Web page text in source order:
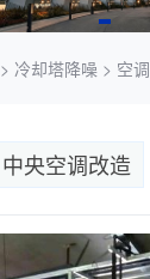
> 冷却塔降噪 > 空调
中央空调改造